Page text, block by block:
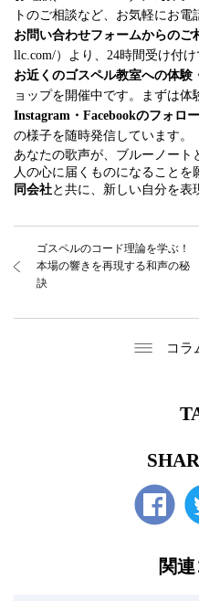
トのご相談など、お気軽にお電
お問い合わせフォームからのご
llc.com/）より、24時間受け付け
お近くのゴスペル教室への体験
ョップを開催中です。まずは体
Instagram・Facebookのフォロー
の様子を随時発信しています。
あなたの歌声が、ブルーノート
人の心に届くものになることを
同会社と共に、新しい自分を表
ゴスペルのコード理論を学ぶ！
本場の響きを再現する和声の秘
訣
コラ
関